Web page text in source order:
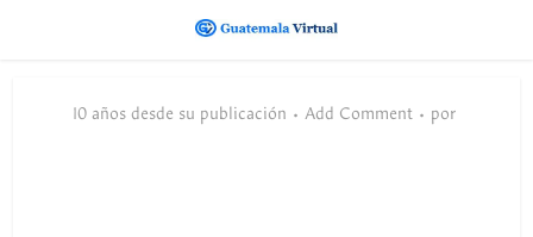
10 años desde su publicación Add Comment por